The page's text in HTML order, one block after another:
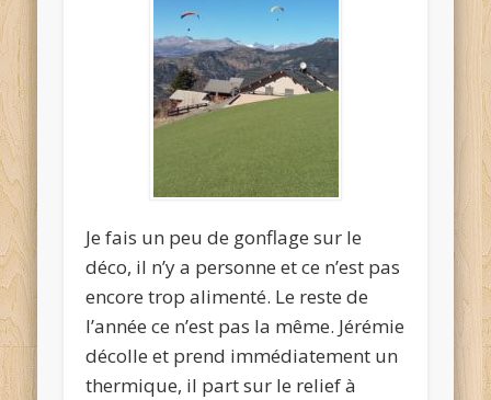
Je fais un peu de gonflage sur le
déco, il n’y a personne et ce n’est pas
encore trop alimenté. Le reste de
l’année ce n’est pas la même. Jérémie
décolle et prend immédiatement un
thermique, il part sur le relief à